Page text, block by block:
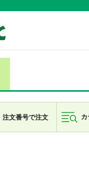
注文番号で注文